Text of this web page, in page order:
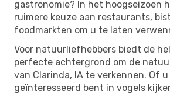
gastronomie? In het hoogseizoen
ruimere keuze aan restaurants,
foodmarkten om u te laten
Voor natuurliefhebbers biedt de
perfecte achtergrond om de
van Clarinda, IA te verkennen. Of
geïnteresseerd bent in vogels